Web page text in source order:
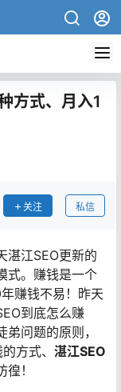
方式、月入1
关注 私信
湛江SEO更新的
式。赚钱是一个
赚钱不易！昨天
到底怎么赚
问题的原则，
方式、 湛江SEO
！